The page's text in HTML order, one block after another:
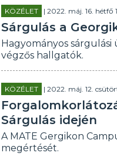
KÖZÉLET | 2022. máj. 16. hétfő
Sárgulás a
Hagyományos
végzős hallgatók.
KÖZÉLET | 2022. máj. 12.
Sárgulás idején
A MATE Gergikon
megértését.